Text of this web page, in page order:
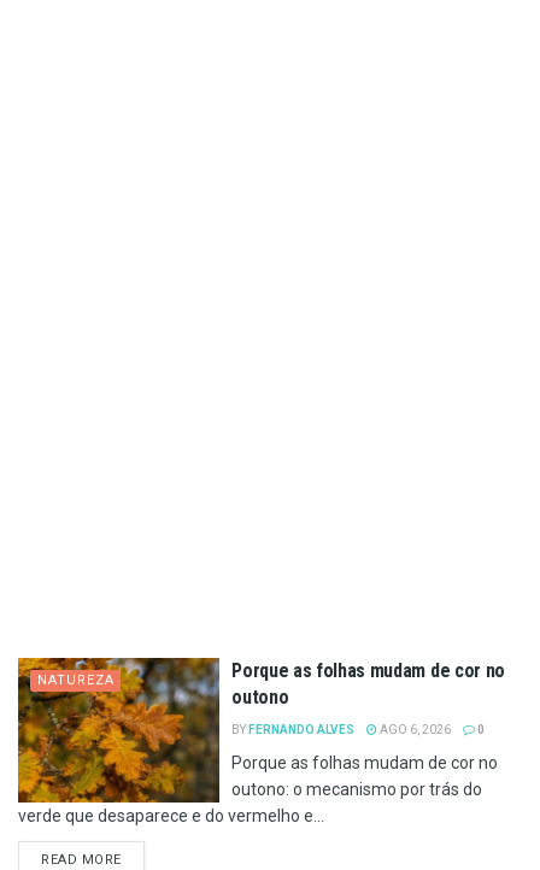
NATUREZA
Porque as folhas mudam de cor no
outono
BY FERNANDO ALVES AGO 6, 2026 0
Porque as folhas mudam de cor no
outono: o mecanismo por trás do
verde que desaparece e do vermelho e...
READ MOREDETAILS